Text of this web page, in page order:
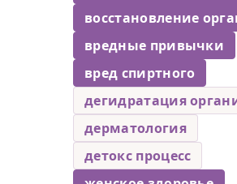
восстановление
вредные привычки
вред спиртного
дегидратация
дерматология
детокс процесс